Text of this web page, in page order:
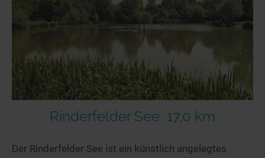
Rinderfelder See 17,0 km
Der Rinderfelder See ist ein künstlich angelegtes